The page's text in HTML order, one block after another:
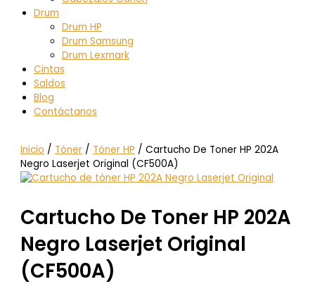
Drum
Drum HP
Drum Samsung
Drum Lexmark
Cintas
Saldos
Blog
Contáctanos
Inicio / Tóner / Tóner HP / Cartucho De Toner HP 202A
Negro Laserjet Original (CF500A)
Cartucho De Toner HP 202A
Negro Laserjet Original
(CF500A)